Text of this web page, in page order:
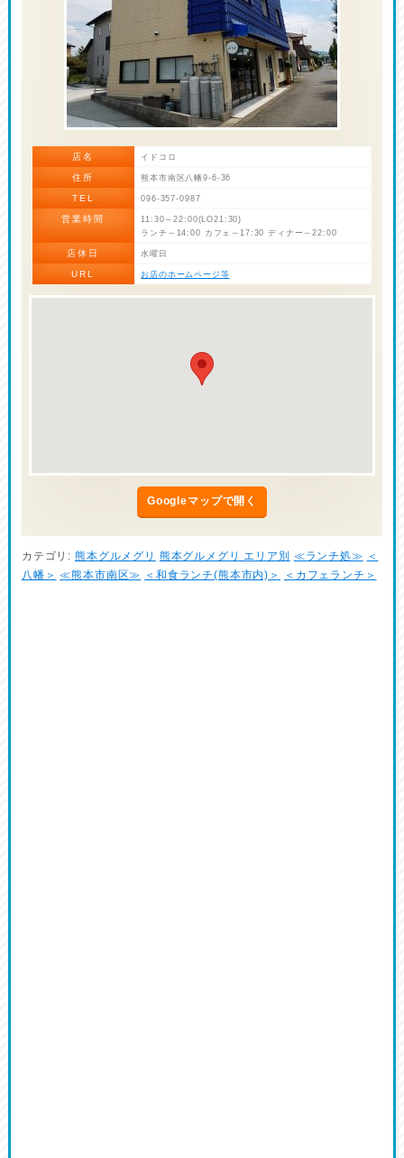
店名 イドコロ
住所 熊本市南区八幡9-6-36
TEL 096-357-0987
営業時間
11:30～22:00(LO21:30)
ランチ～14:00 カフェ～17:30 ディナー～22:00
店休日 水曜日
URL お店のホームページ等
Googleマップで開く
カテゴリ: 熊本グルメグリ 熊本グルメグリ エリア別 ≪ランチ処≫
＜
八幡＞ ≪熊本市南区≫ ＜和食ランチ(熊本市内)＞ ＜カフェランチ＞